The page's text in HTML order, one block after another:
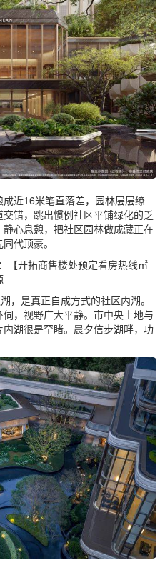
近16米笔直落差，园林层层缭
错，跳出惯例社区平铺绿化的乏
心息憩，把社区园林做成藏正在
代顶豪。
【开拓商售楼处预定看房热线㎡
，是真正自成方式的社区内湖。
，视野广大平静。市中央土地与
湖很是罕睹。晨夕信步湖畔，功